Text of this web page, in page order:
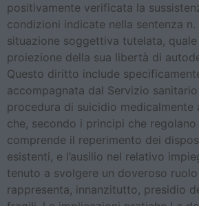
positivamente verificata la
condizioni indicate nella sentenza
situazione soggettiva tutelata,
proiezione della sua libertà di
Questo diritto include
accompagnata dal Servizio
procedura di suicidio
che, secondo i principi che
comprende il reperimento dei
esistenti, e l’ausilio nel relativo
tenuto a svolgere un doveroso
rappresenta, innanzitutto, presidio